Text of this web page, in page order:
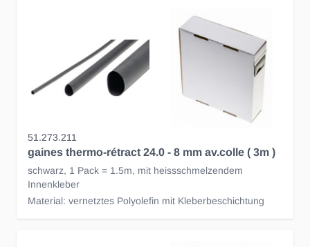
51.273.211
gaines thermo-rétract 24.0 - 8 mm av.colle ( 3m )
schwarz, 1 Pack = 1.5m, mit heissschmelzendem
Innenkleber
Material: vernetztes Polyolefin mit Kleberbeschichtung